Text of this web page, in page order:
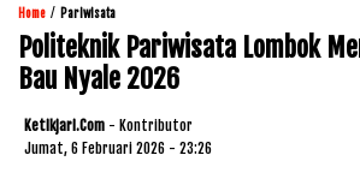
Home / Pariwisata
Politeknik Pariwisata Lombok
Bau Nyale 2026
Ketikjari.com - Kontributor
Jumat, 6 Februari 2026 - 23:26